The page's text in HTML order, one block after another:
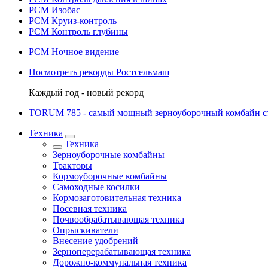
РСМ Изобас
РСМ Круиз-контроль
РСМ Контроль глубины
РСМ Ночное видение
Посмотреть рекорды Ростсельмаш
Каждый год - новый рекорд
TORUM 785 - cамый мощный зерноуборочный комбайн
Техника
Техника
Зерноуборочные комбайны
Тракторы
Кормоуборочные комбайны
Самоходные косилки
Кормозаготовительная техника
Посевная техника
Почвообрабатывающая техника
Опрыскиватели
Внесение удобрений
Зерноперерабатывающая техника
Дорожно-коммунальная техника